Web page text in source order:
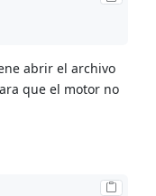
abrir el archivo
que el motor no